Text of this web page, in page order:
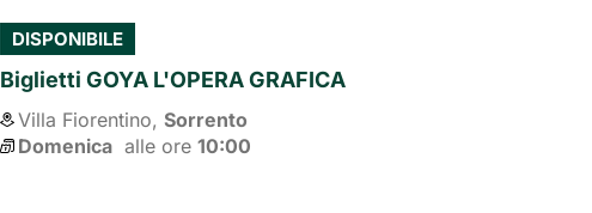
DISPONIBILE
Biglietti GOYA L'OPERA GRAFICA
Villa Fiorentino, Sorrento
Domenica alle ore 10:00